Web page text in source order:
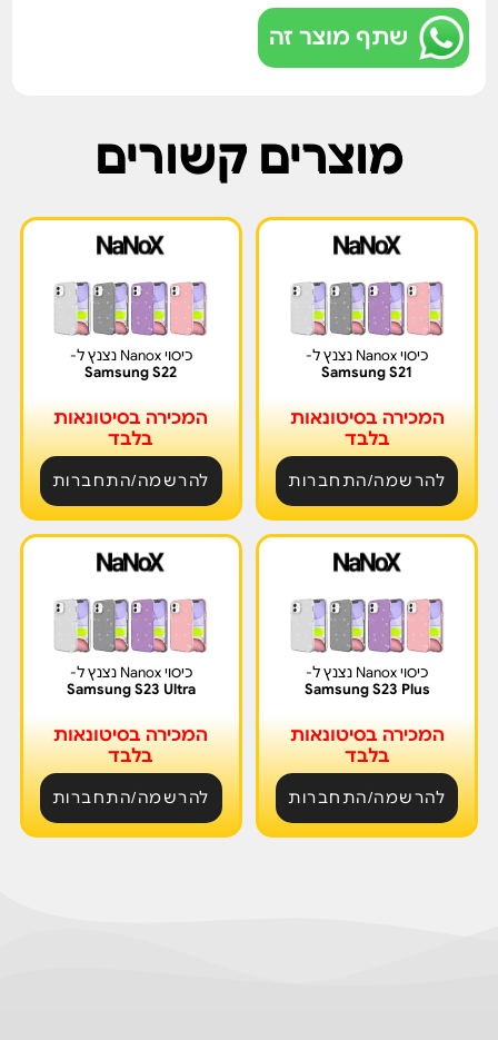
שתף מוצר זה
מוצרים קשורים
כיסוי Nanox נצנץ ל-
Samsung S21
המכירה בסיטונאות
בלבד
להרשמה/התחברות
כיסוי Nanox נצנץ ל-
Samsung S22
המכירה בסיטונאות
בלבד
להרשמה/התחברות
כיסוי Nanox נצנץ ל-
Samsung S23 Plus
המכירה בסיטונאות
בלבד
להרשמה/התחברות
כיסוי Nanox נצנץ ל-
Samsung S23 Ultra
המכירה בסיטונאות
בלבד
להרשמה/התחברות